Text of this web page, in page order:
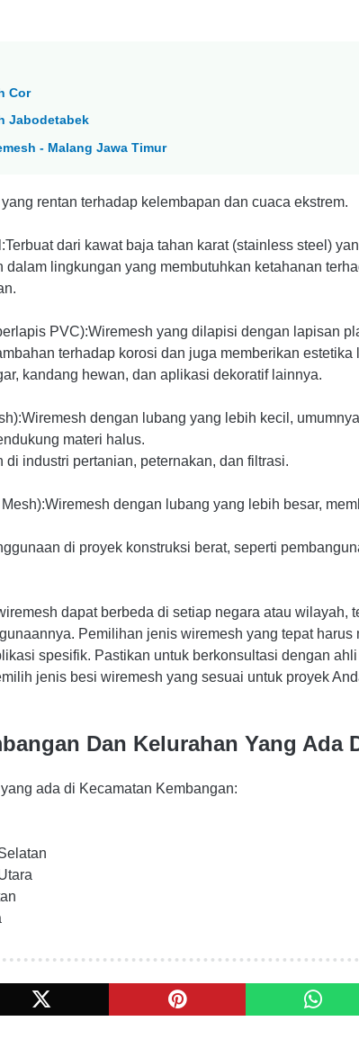
Cor
Jabodetabek
- Malang Jawa Timur
rentan terhadap kelembapan dan cuaca ekstrem.
dari kawat baja tahan karat (stainless steel)
lingkungan yang membutuhkan ketahanan
PVC):Wiremesh yang dilapisi dengan lapisan
terhadap korosi dan juga memberikan estetika
kandang hewan, dan aplikasi dekoratif lainnya.
dengan lubang yang lebih kecil,
materi halus.
industri pertanian, peternakan, dan filtrasi.
dengan lubang yang lebih besar,
di proyek konstruksi berat, seperti
dapat berbeda di setiap negara atau wilayah,
Pemilihan jenis wiremesh yang tepat harus
spesifik. Pastikan untuk berkonsultasi dengan
jenis besi wiremesh yang sesuai untuk proyek
Dan Kelurahan Yang Ada
ada di Kecamatan Kembangan: